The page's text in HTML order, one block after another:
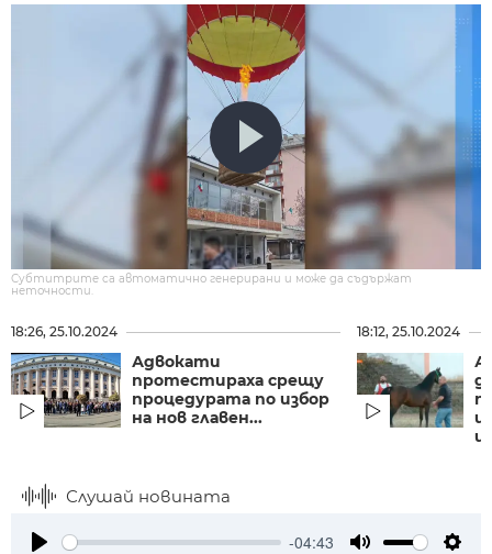
Субтитрите са автоматично генерирани и може да съдържат
неточности.
18:26, 25.10.2024
Адвокати
протестираха срещу
процедурата по избор
на нов главен...
18:12, 25.10.2024
Слушай новината
-04:43